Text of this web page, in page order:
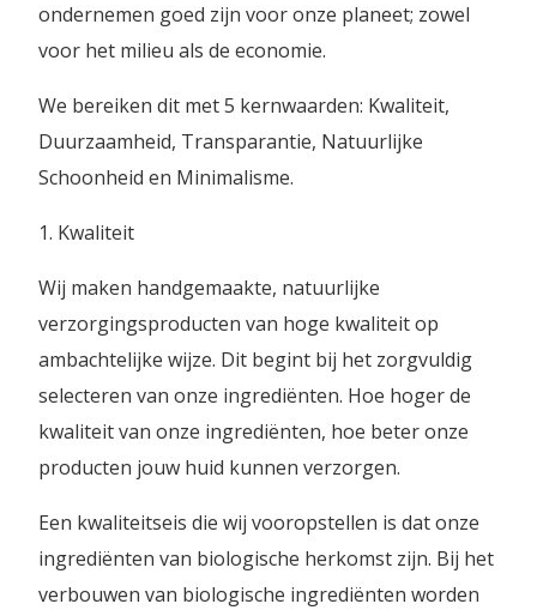
ondernemen goed zijn voor onze planeet; zowel
voor het milieu als de economie.
We bereiken dit met 5 kernwaarden: Kwaliteit,
Duurzaamheid, Transparantie, Natuurlijke
Schoonheid en Minimalisme.
1. Kwaliteit
Wij maken handgemaakte, natuurlijke
verzorgingsproducten van hoge kwaliteit op
ambachtelijke wijze. Dit begint bij het zorgvuldig
selecteren van onze ingrediënten. Hoe hoger de
kwaliteit van onze ingrediënten, hoe beter onze
producten jouw huid kunnen verzorgen.
Een kwaliteitseis die wij vooropstellen is dat onze
ingrediënten van biologische herkomst zijn. Bij het
verbouwen van biologische ingrediënten worden